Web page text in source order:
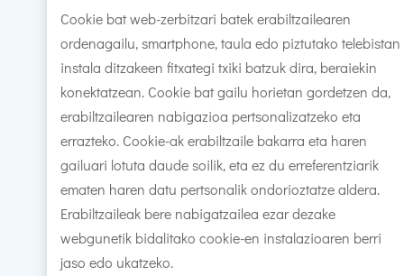
Cookie bat web-zerbitzari batek erabiltzailearen
ordenagailu, smartphone, taula edo piztutako telebistan
instala ditzakeen fitxategi txiki batzuk dira, beraiekin
konektatzean. Cookie bat gailu horietan gordetzen da,
erabiltzailearen nabigazioa pertsonalizatzeko eta
errazteko. Cookie-ak erabiltzaile bakarra eta haren
gailuari lotuta daude soilik, eta ez du erreferentziarik
ematen haren datu pertsonalik ondorioztatze aldera.
Erabiltzaileak bere nabigatzailea ezar dezake
webgunetik bidalitako cookie-en instalazioaren berri
jaso edo ukatzeko.